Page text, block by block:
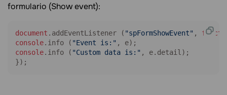
formulario (Show event):
document . addEventListener ( "spFormShowEvent" ,
console. info ( "Event is:"
console. info ( "Custom data is:" , e. detail );
});